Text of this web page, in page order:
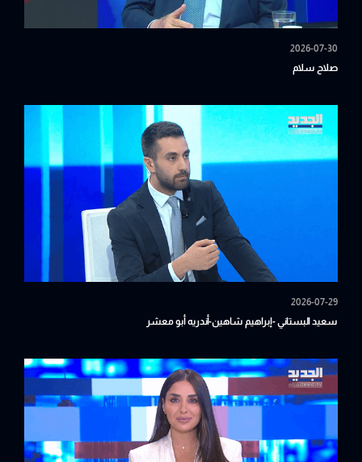
2026-07-30
صلاح سلام
2026-07-29
سعيد البستاني -إبراهيم شاهين-أندريه أبو معشر